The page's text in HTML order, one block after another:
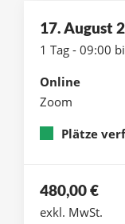
17. August
1 Tag - 09:00
Online
Zoom
Plätze
480,00€
exkl. MwSt.